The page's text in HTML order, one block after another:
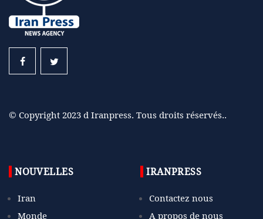
© Copyright 2023 d Iranpress. Tous droits réservés..
NOUVELLES
Iran
Monde
IRANPRESS
Contactez nous
A propos de nous